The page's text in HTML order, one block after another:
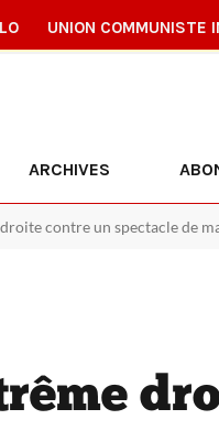
UNION COMMUNISTE
ARCHIVES
contre un spectacle de